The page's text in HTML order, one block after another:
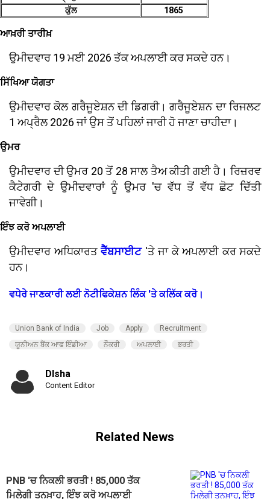
ਕੁੱਲ
1865
ਆਖ਼ਰੀ ਤਾਰੀਖ਼
ਉਮੀਦਵਾਰ 19 ਮਈ 2026 ਤੱਕ ਅਪਲਾਈ ਕਰ ਸਕਦੇ ਹਨ।
ਸਿੱਖਿਆ ਯੋਗਤਾ
ਉਮੀਦਵਾਰ ਕੋਲ ਗਰੈਜੂਏਸ਼ਨ ਦੀ ਡਿਗਰੀ। ਗਰੈਜੂਏਸ਼ਨ ਦਾ ਰਿਜਲਟ
1 ਅਪ੍ਰੈਲ 2026 ਜਾਂ ਉਸ ਤੋਂ ਪਹਿਲਾਂ ਜਾਰੀ ਹੋ ਜਾਣਾ ਚਾਹੀਦਾ।
ਉਮਰ
ਉਮੀਦਵਾਰ ਦੀ ਉਮਰ 20 ਤੋਂ 28 ਸਾਲ ਤੈਅ ਕੀਤੀ ਗਈ ਹੈ। ਰਿਜ਼ਰਵ
ਕੈਟੇਗਰੀ ਦੇ ਉਮੀਦਵਾਰਾਂ ਨੂੰ ਉਮਰ 'ਚ ਵੱਧ ਤੋਂ ਵੱਧ ਛੋਟ ਦਿੱਤੀ
ਜਾਵੇਗੀ।
ਇੰਝ ਕਰੋ ਅਪਲਾਈ
ਉਮੀਦਵਾਰ ਅਧਿਕਾਰਤਵੈੱਬਸਾਈਟ'ਤੇ ਜਾ ਕੇ ਅਪਲਾਈ ਕਰ ਸਕਦੇ
ਹਨ।
ਵਧੇਰੇ ਜਾਣਕਾਰੀ ਲਈ ਨੋਟੀਫਿਕੇਸ਼ਨ ਲਿੰਕ 'ਤੇ ਕਲਿੱਕ ਕਰੋ।
Union Bank of India Job Apply
Recruitment
ਯੂਨੀਅਨ ਬੈਂਕ ਆਫ ਇੰਡੀਆ
ਨੌਕਰੀ ਅਪਲਾਈ ਭਰਤੀ
DIsha
Content Editor
Related News
PNB 'ਚ ਨਿਕਲੀ ਭਰਤੀ ! 85,000 ਤੱਕ
ਮਿਲੇਗੀ ਤਨਖ਼ਾਹ, ਇੰਝ ਕਰੋ ਅਪਲਾਈ